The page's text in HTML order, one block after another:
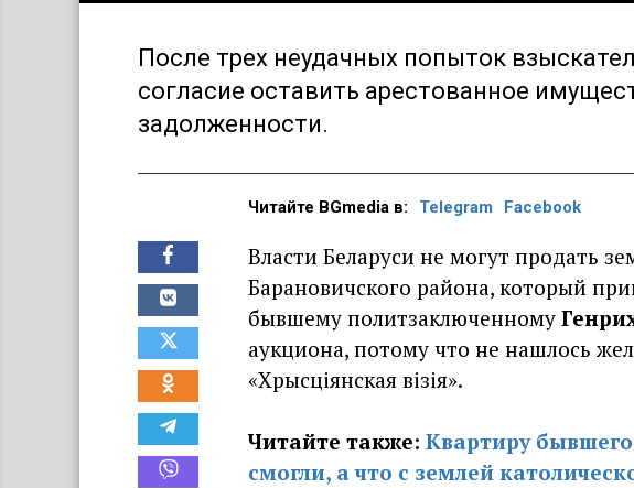
После трех неудачных попыток
согласие оставить арестованное
задолженности.
Читайте BGmedia в: Telegram Facebook
Власти Беларуси не могут продать
Барановичского района, который
бывшему политзаключенному
аукциона, потому что не нашлось
«Хрысціянская візія».
Читайте также: Квартиру
смогли, а что с землей